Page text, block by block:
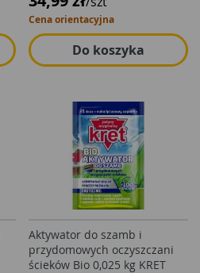
Cena orientacyjna
Do koszyka
Aktywator do szamb i
przydomowych oczyszczani
ścieków Bio 0,025 kg KRET